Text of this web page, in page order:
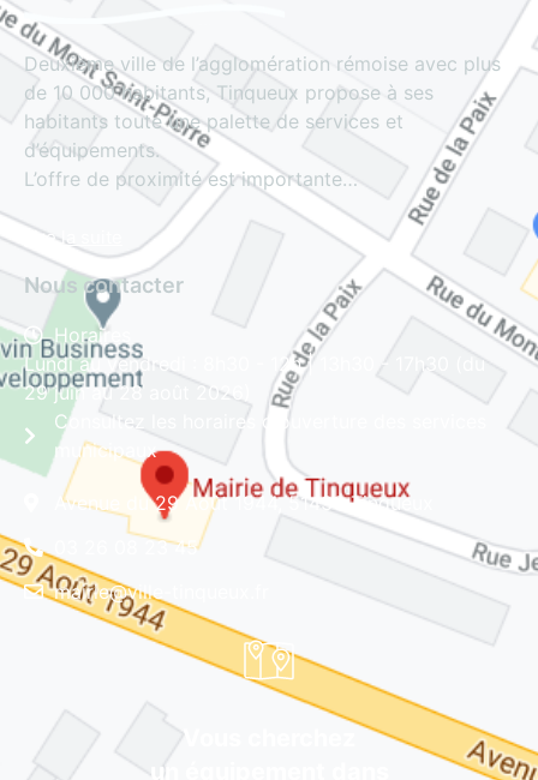
Deuxième ville de l’agglomération rémoise avec plus
de 10 000 habitants, Tinqueux propose à ses
habitants toute une palette de services et
d’équipements.
L’offre de proximité est importante…
Lire la suite
Nous contacter
Horaires
Lundi au vendredi : 8h30 - 12h | 13h30 - 17h30 (du
29 juin au 28 août 2026)
Consultez les horaires d'ouverture des services
municipaux
Avenue du 29 Août 1944, 51430 Tinqueux
03 26 08 23 45
mairie@ville-tinqueux.fr
Vous cherchez
un équipement dans